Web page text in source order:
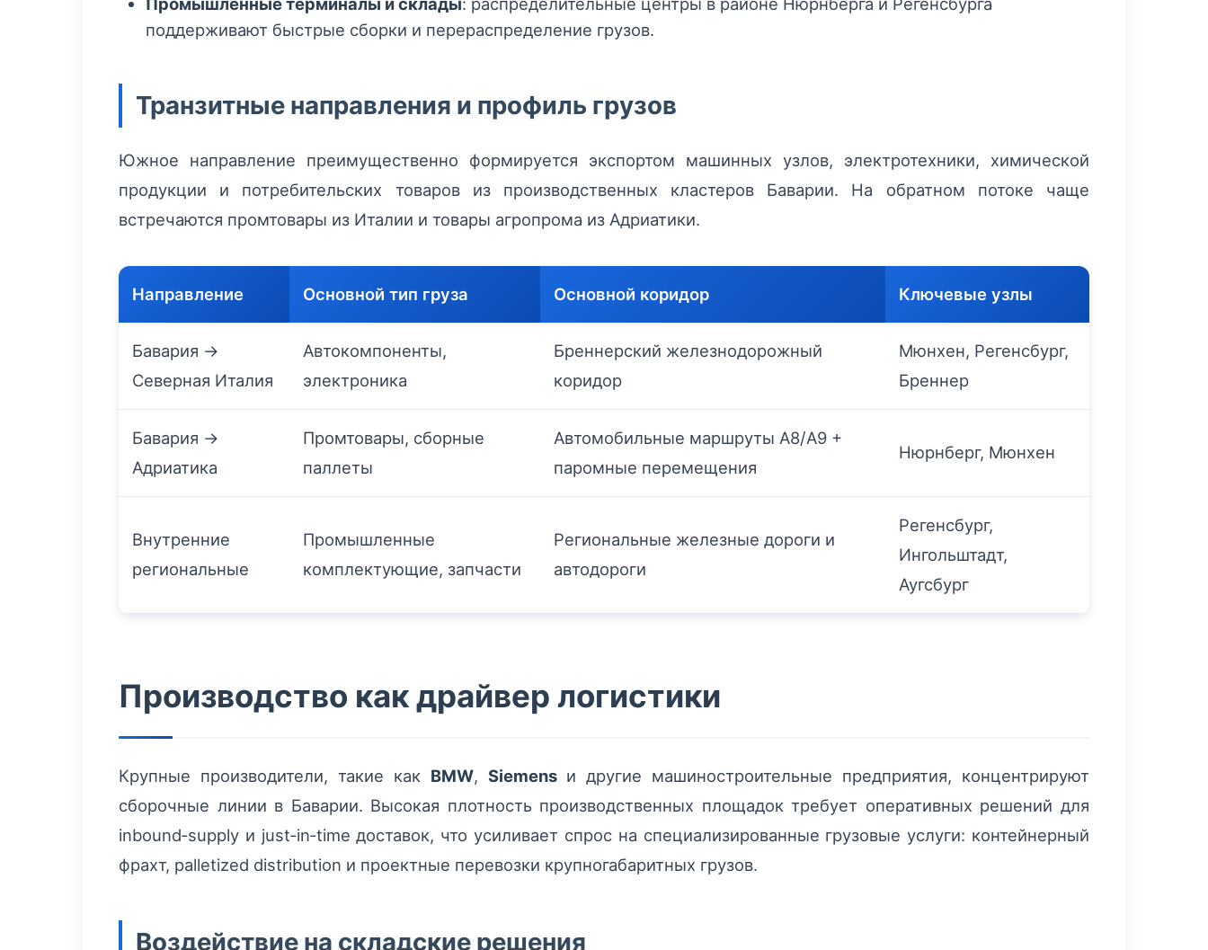
поддерживают быстрые сборки и перераспределение грузов.
Транзитные направления и профиль грузов
Южное направление преимущественно формируется экспортом машинных узлов, электротехники, химической
продукции и потребительских товаров из производственных кластеров Баварии. На обратном потоке чаще
встречаются промтовары из Италии и товары агропрома из Адриатики.
Направление Основной тип груза Основной коридор Ключевые узлы
Бавария →
Северная Италия
Автокомпоненты,
электроника
Бреннерский железнодорожный
коридор
Мюнхен, Регенсбург,
Бреннер
Бавария →
Адриатика
Промтовары, сборные
паллеты
Автомобильные маршруты A8/A9 +
паромные перемещения
Нюрнберг, Мюнхен
Внутренние
региональные
Промышленные
комплектующие, запчасти
Региональные железные дороги и
автодороги
Регенсбург,
Ингольштадт,
Аугсбург
Производство как драйвер логистики
Крупные производители, такие как BMW, Siemensи другие машиностроительные предприятия, концентрируют
сборочные линии в Баварии. Высокая плотность производственных площадок требует оперативных решений для
inbound‑supply и just‑in‑time доставок, что усиливает спрос на специализированные грузовые услуги: контейнерный
фрахт, palletized distribution и проектные перевозки крупногабаритных грузов.
Воздействие на складские решения